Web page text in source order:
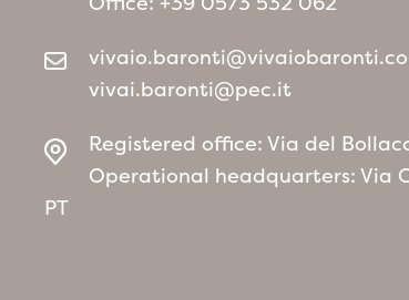
vivai.baronti@pec.it
Registered office: Via del
Operational headquarters: Via
PT